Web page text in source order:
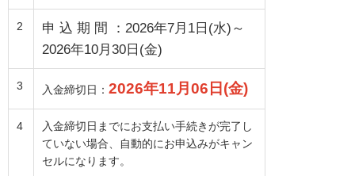
2 申 込 期 間 ：2026年7月1日(水)～
2026年10月30日(金)
3 入金締切日： 2026年11月06日(金)
4
入金締切日までにお支払い手続きが完了し
ていない場合、自動的にお申込みがキャン
セルになります。